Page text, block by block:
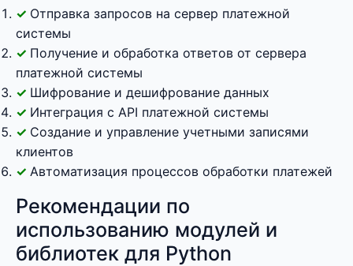
Отправка запросов на сервер платежной
системы
Получение и обработка ответов от сервера
платежной системы
Шифрование и дешифрование данных
Интеграция с API платежной системы
Создание и управление учетными записями
клиентов
Автоматизация процессов обработки платежей
Рекомендации по
использованию модулей и
библиотек для Python